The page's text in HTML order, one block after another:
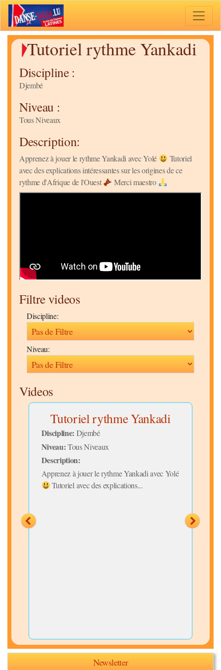
Tutoriel rythme Yankadi
Discipline :
Djembé
Niveau :
Tous Niveaux
Description:
Apprenez à jouer le rythme Yankadi avec Yolé
Tutoriel
avec des explications intéressantes sur les origines de ce
rythme d'Afrique de l'Ouest
Merci maestro
Filtre videos
Discipline:
Niveau:
Videos
Tutoriel rythme Yankadi
Discipline: Djembé
Niveau:Tous Niveaux
Description:
Apprenez à jouer le rythme Yankadi avec Yolé
Tutoriel avec des explications...
Newsletter